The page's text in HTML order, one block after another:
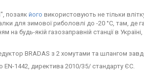
позаяк його використовують не тільки
для зимової риболовлі до -20 °C, там, де
на будь-якій газозаправній станції в
BRADAS з 2 хомутами та шлангом
EN-1442, директива 2010/35/ стандарту ЄС.